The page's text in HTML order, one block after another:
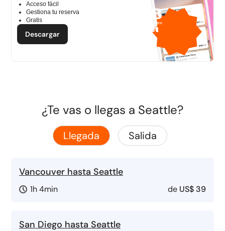
1 GB
datos móviles gratis
Acceso fácil
Gestiona tu reserva
Gratis
Descargar
¿Te vas o llegas a Seattle?
Llegada Salida
Vancouver hasta Seattle
1h 4min de US$ 39
San Diego hasta Seattle